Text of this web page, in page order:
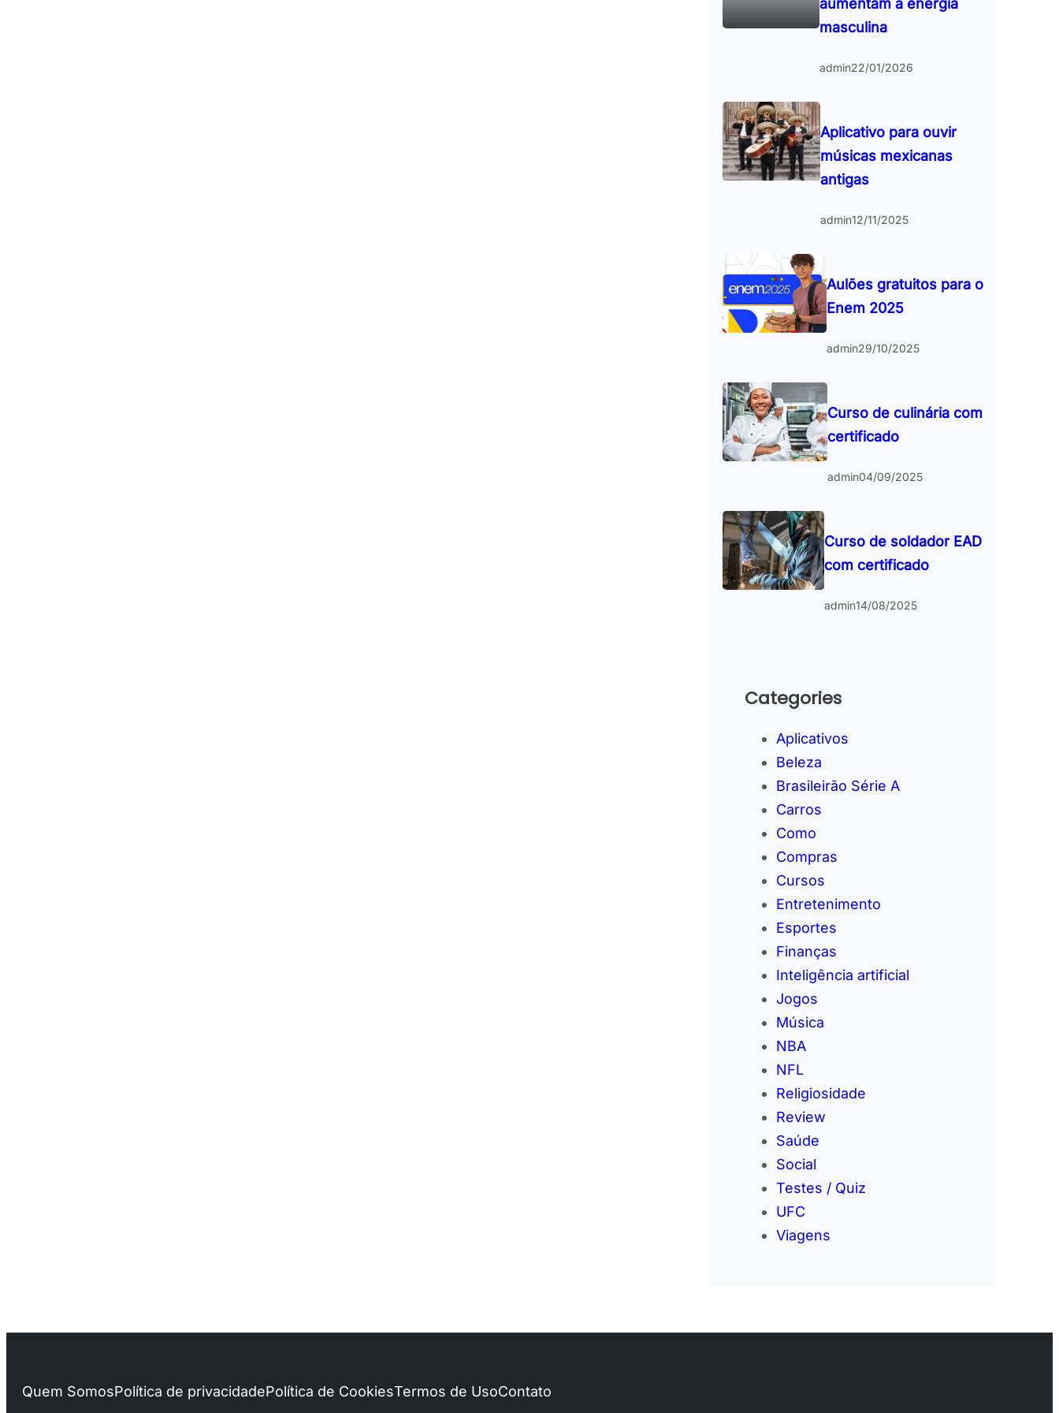
aumentam a energia
masculina
admin22/01/2026
Aplicativo para ouvir
músicas mexicanas
antigas
admin12/11/2025
Aulões gratuitos para o
Enem 2025
admin29/10/2025
Curso de culinária com
certificado
admin04/09/2025
Curso de soldador EAD
com certificado
admin14/08/2025
Categories
Aplicativos
Beleza
Brasileirão Série A
Carros
Como
Compras
Cursos
Entretenimento
Esportes
Finanças
Inteligência artificial
Jogos
Música
NBA
NFL
Religiosidade
Review
Saúde
Social
Testes / Quiz
UFC
Viagens
Quem SomosPolítica de privacidadePolítica de CookiesTermos de UsoContato